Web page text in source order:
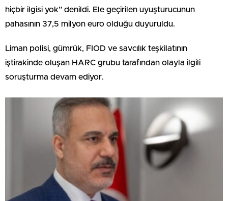
hiçbir ilgisi yok” denildi. Ele geçirilen uyuşturucunun
pahasının 37,5 milyon euro olduğu duyuruldu.
Liman polisi, gümrük, FIOD ve savcılık teşkilatının
iştirakinde oluşan HARC grubu tarafından olayla ilgili
soruşturma devam ediyor.